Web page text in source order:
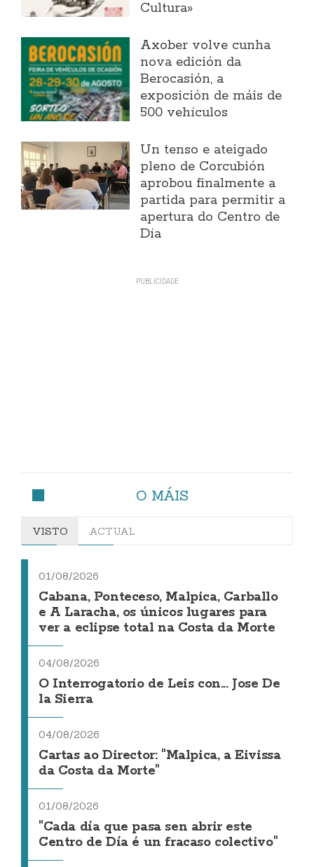
Cultura»
Axober volve cunha
nova edición da
Berocasión, a
exposición de máis de
500 vehículos
Un tenso e ateigado
pleno de Corcubión
aprobou finalmente a
partida para permitir a
apertura do Centro de
Día
O MÁIS
VISTO ACTUAL
01/08/2026
Cabana, Ponteceso, Malpica, Carballo
e A Laracha, os únicos lugares para
ver a eclipse total na Costa da Morte
04/08/2026
O Interrogatorio de Leis con... Jose De
la Sierra
04/08/2026
Cartas ao Director: "Malpica, a Eivissa
da Costa da Morte"
01/08/2026
"Cada día que pasa sen abrir este
Centro de Día é un fracaso colectivo"